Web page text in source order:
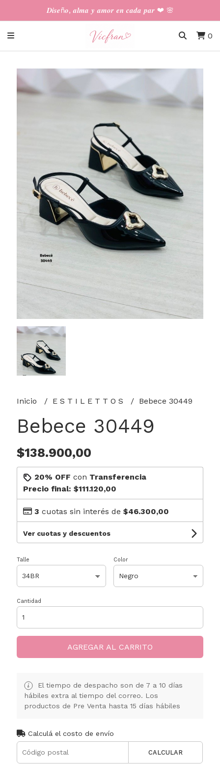
𝑫𝒊𝒔𝒆ñ𝒐, 𝒂𝒍𝒎𝒂 𝒚 𝒂𝒎𝒐𝒓 𝒆𝒏 𝒄𝒂𝒅𝒂 𝒑𝒂𝒓 ❤︎ 🌸
0
Inicio E S T I L E T T O S Bebece 30449
Bebece 30449
$138.900,00
20% OFF con Transferencia
Precio final: $111.120,00
3 cuotas sin interés de $46.300,00
Ver cuotas y descuentos
Talle Color
Cantidad
AGREGAR AL CARRITO
El tiempo de despacho son de 7 a 10 días
hábiles extra al tiempo del correo. Los
productos de Pre Venta hasta 15 días hábiles
Calculá el costo de envío
CALCULAR